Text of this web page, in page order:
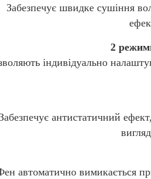
Забезпечує швидке сушіння
2
індивідуально
антистатичний
автоматично вимикається